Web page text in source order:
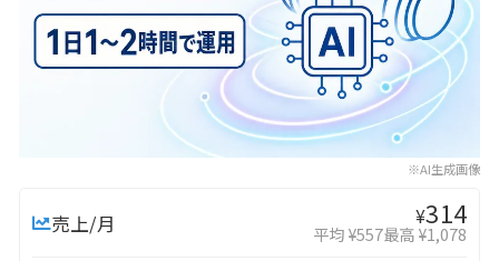
※AI生成画像
売上/月 ¥314
平均 ¥557最高 ¥1,078